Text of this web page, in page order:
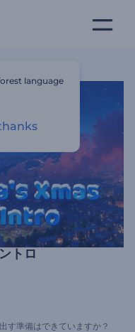
トロ
す準備はできていますか？
language